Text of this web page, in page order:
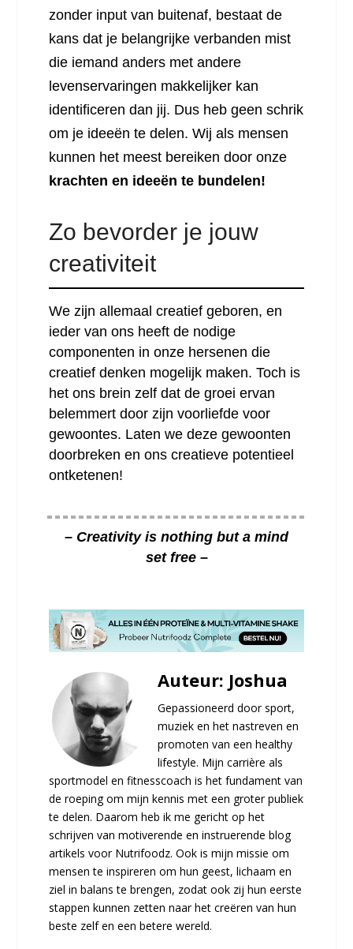
zonder input van buitenaf, bestaat de
kans dat je belangrijke verbanden mist
die iemand anders met andere
levenservaringen makkelijker kan
identificeren dan jij. Dus heb geen schrik
om je ideeën te delen. Wij als mensen
kunnen het meest bereiken door onze
krachten en ideeën te bundelen!
Zo bevorder je jouw
creativiteit
We zijn allemaal creatief geboren, en
ieder van ons heeft de nodige
componenten in onze hersenen die
creatief denken mogelijk maken. Toch is
het ons brein zelf dat de groei ervan
belemmert door zijn voorliefde voor
gewoontes. Laten we deze gewoonten
doorbreken en ons creatieve potentieel
ontketenen!
– Creativity is nothing but a mind
set free –
Auteur: Joshua
Gepassioneerd door sport,
muziek en het nastreven en
promoten van een healthy
lifestyle. Mijn carrière als
sportmodel en fitnesscoach is het fundament van
de roeping om mijn kennis met een groter publiek
te delen. Daarom heb ik me gericht op het
schrijven van motiverende en instruerende blog
artikels voor Nutrifoodz. Ook is mijn missie om
mensen te inspireren om hun geest, lichaam en
ziel in balans te brengen, zodat ook zij hun eerste
stappen kunnen zetten naar het creëren van hun
beste zelf en een betere wereld.